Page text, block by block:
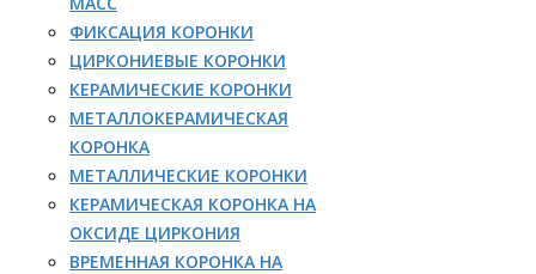
ФИКСАЦИЯ КОРОНКИ
ЦИРКОНИЕВЫЕ КОРОНКИ
КЕРАМИЧЕСКИЕ КОРОНКИ
МЕТАЛЛОКЕРАМИЧЕСКАЯ
КОРОНКА
МЕТАЛЛИЧЕСКИЕ КОРОНКИ
КЕРАМИЧЕСКАЯ КОРОНКА НА
ОКСИДЕ ЦИРКОНИЯ
ВРЕМЕННАЯ КОРОНКА НА